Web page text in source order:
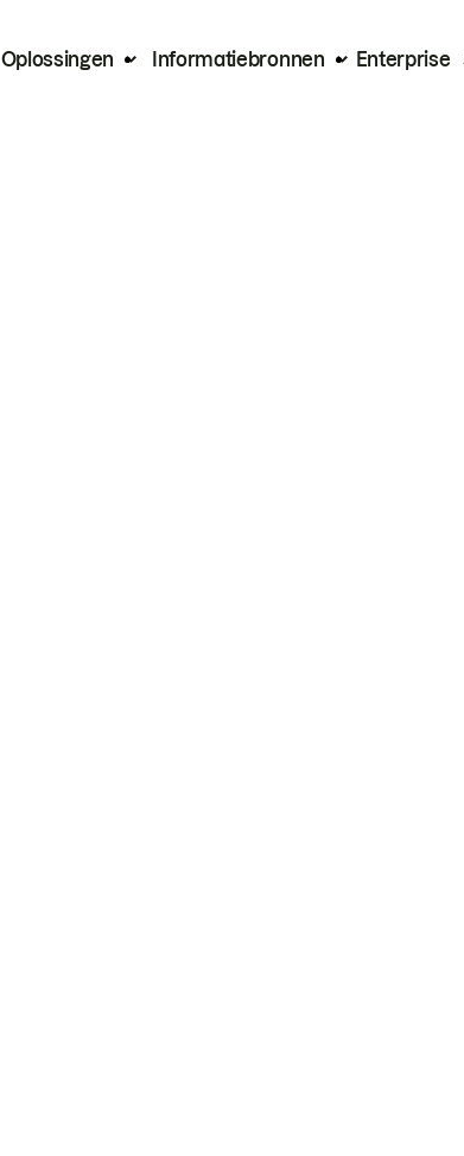
Oplossingen Informatiebronnen Enterprise